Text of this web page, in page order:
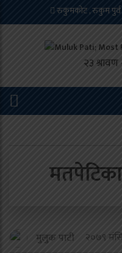
रुकुमकोट , रुकुम पुर्व
मुलुक पाटी २०७९